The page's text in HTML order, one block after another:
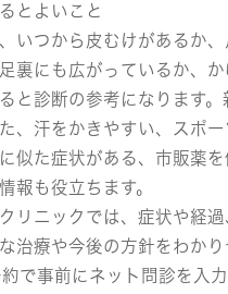
とよいこと
いつから皮むけがあるか、
裏にも広がっているか、
と診断の参考になります。
、汗をかきやすい、スポ
似た症状がある、市販薬
報も役立ちます。
リニックでは、症状や経
治療や今後の方針をわかり
で事前にネット問診を入力